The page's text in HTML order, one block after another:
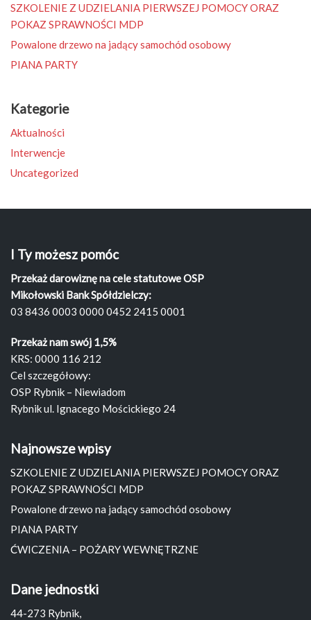
SZKOLENIE Z UDZIELANIA PIERWSZEJ POMOCY ORAZ
POKAZ SPRAWNOŚCI MDP
Powalone drzewo na jadący samochód osobowy
PIANA PARTY
Kategorie
Aktualności
Interwencje
Uncategorized
I Ty możesz pomóc
Przekaż darowiznę na cele statutowe OSP
Mikołowski Bank Spółdzielczy:
03 8436 0003 0000 0452 2415 0001
Przekaż nam swój 1,5%
KRS: 0000 116 212
Cel szczegółowy:
OSP Rybnik – Niewiadom
Rybnik ul. Ignacego Mościckiego 24
Najnowsze wpisy
SZKOLENIE Z UDZIELANIA PIERWSZEJ POMOCY ORAZ
POKAZ SPRAWNOŚCI MDP
Powalone drzewo na jadący samochód osobowy
PIANA PARTY
ĆWICZENIA – POŻARY WEWNĘTRZNE
Dane jednostki
44-273 Rybnik,